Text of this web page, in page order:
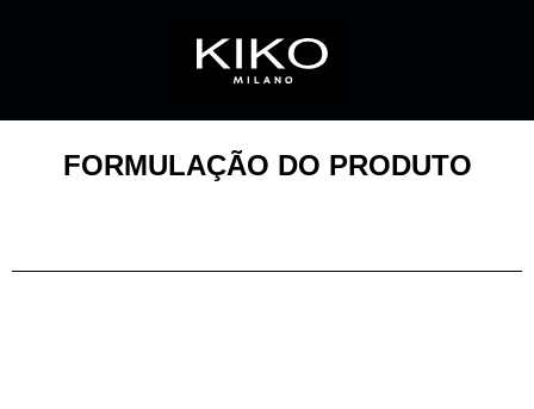
FORMULAÇÃO DO PRODUTO